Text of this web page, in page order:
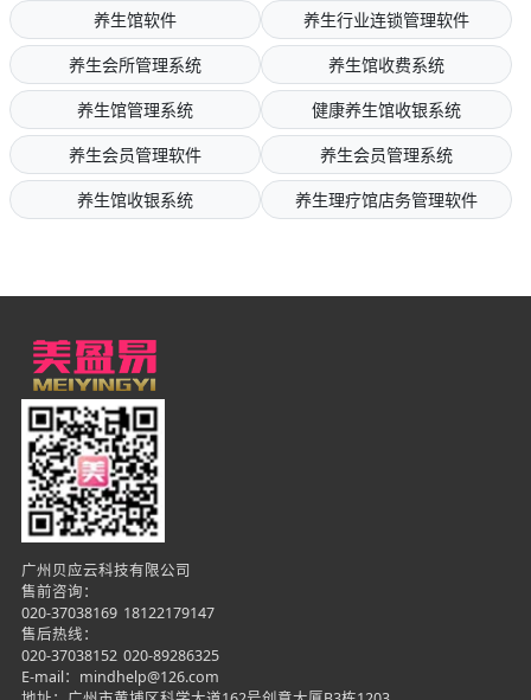
养生馆软件
养生行业连锁管理软件
养生会所管理系统
养生馆收费系统
养生馆管理系统
健康养生馆收银系统
养生会员管理软件
养生会员管理系统
养生馆收银系统
养生理疗馆店务管理软件
广州贝应云科技有限公司
售前咨询：
020-37038169 18122179147
售后热线：
020-37038152 020-89286325
E-mail：mindhelp@126.com